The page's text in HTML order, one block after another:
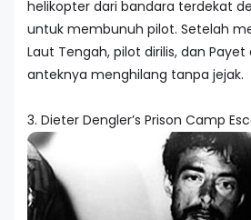
helikopter dari bandara terdekat
untuk membunuh pilot. Setelah
Laut Tengah, pilot dirilis, dan
anteknya menghilang tanpa jejak.
3. Dieter Dengler’s Prison Camp